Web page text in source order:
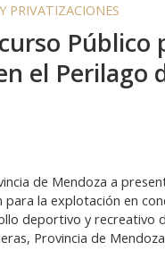
PRIVATIZACIONES
Público
el Perilago
de Mendoza a
la explotación en
deportivo y recreativo
Provincia de